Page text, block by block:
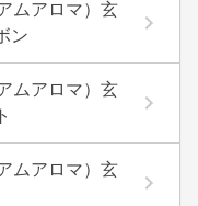
ムアロマ）玄
ン
ムアロマ）玄
ムアロマ）玄